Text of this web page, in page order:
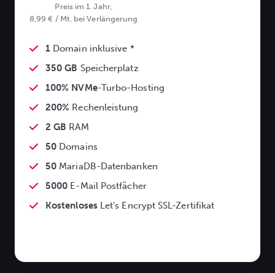
Preis im 1. Jahr,
8,99 € / Mt. bei Verlängerung
1 Domain inklusive *
350 GB Speicherplatz
100% NVMe-Turbo-Hosting
200% Rechenleistung
2 GB RAM
50 Domains
50 MariaDB-Datenbanken
5000 E-Mail Postfächer
Kostenloses Let's Encrypt SSL-Zertifikat